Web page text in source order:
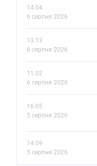
14.04
6 серпня 2026
13.13
6 серпня 2026
11.02
6 серпня 2026
16.05
5 серпня 2026
14.09
5 серпня 2026